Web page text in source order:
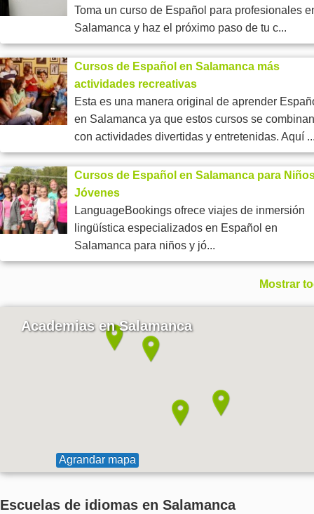
Toma un curso de Español para profesionales
Salamanca y haz el próximo paso de tu c...
Cursos de Español en Salamanca más
actividades recreativas
Esta es una manera original de aprender
en Salamanca ya que estos cursos se combinan
con actividades divertidas y entretenidas. Aquí
Cursos de Español en Salamanca para
Jóvenes
LanguageBookings ofrece viajes de inmersión
lingüística especializados en Español en
Salamanca para niños y jó...
Mostrar
Academias en Salamanca
Agrandar mapa
Escuelas de idiomas en Salamanca